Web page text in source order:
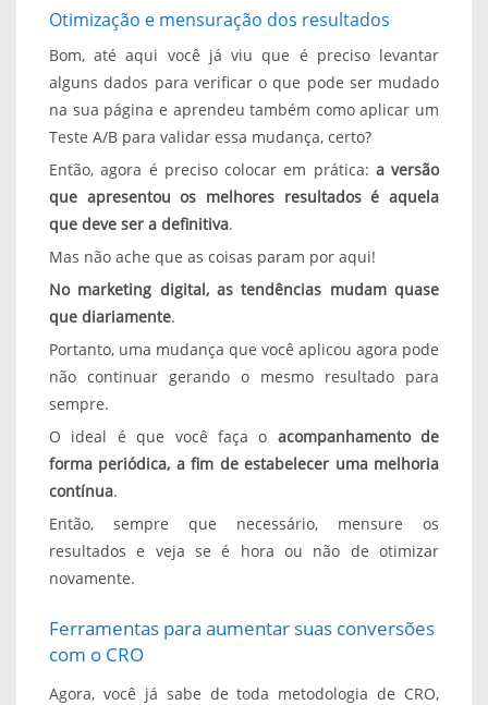
Otimização e mensuração dos resultados
Bom, até aqui você já viu que é preciso levantar
alguns dados para verificar o que pode ser mudado
na sua página e aprendeu também como aplicar um
Teste A/B para validar essa mudança, certo?
Então, agora é preciso colocar em prática: a versão
que apresentou os melhores resultados é aquela
que deve ser a definitiva.
Mas não ache que as coisas param por aqui!
No marketing digital, as tendências mudam quase
que diariamente.
Portanto, uma mudança que você aplicou agora pode
não continuar gerando o mesmo resultado para
sempre.
O ideal é que você faça o acompanhamento de
forma periódica, a fim de estabelecer uma melhoria
contínua.
Então, sempre que necessário, mensure os
resultados e veja se é hora ou não de otimizar
novamente.
Ferramentas para aumentar suas conversões
com o CRO
Agora, você já sabe de toda metodologia de CRO,